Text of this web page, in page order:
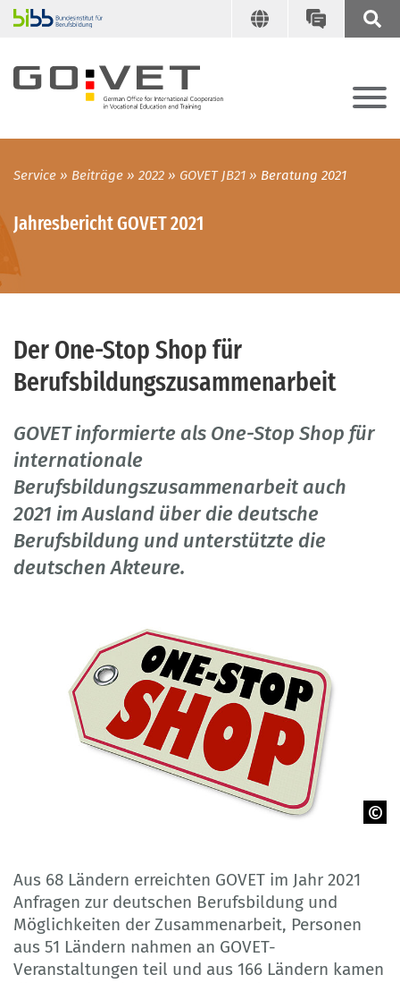
Service Beiträge 2022 GOVET JB21 Beratung 2021
Jahresbericht GOVET 2021
Der One-Stop Shop für
Berufsbildungszusammenarbeit
GOVET informierte als One-Stop Shop für
internationale
Berufsbildungszusammenarbeit auch
2021 im Ausland über die deutsche
Berufsbildung und unterstützte die
deutschen Akteure.
Aus 68 Ländern erreichten GOVET im Jahr 2021
Anfragen zur deutschen Berufsbildung und
Möglichkeiten der Zusammenarbeit, Personen
aus 51 Ländern nahmen an GOVET-
Veranstaltungen teil und aus 166 Ländern kamen